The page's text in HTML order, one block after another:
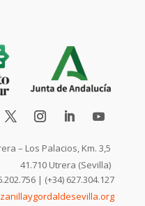
– Los Palacios, Km. 3,5
41.710 Utrera (Sevilla)
| (+34) 627.304.127